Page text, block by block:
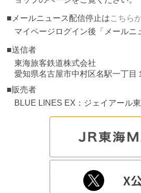
■メールニュース配信停止はこちら
マイページログイン後「メール
■送信者
東海旅客鉄道株式会社
愛知県名古屋市中村区名駅一丁目
■販売者
BLUE LINES EX：ジェイアール